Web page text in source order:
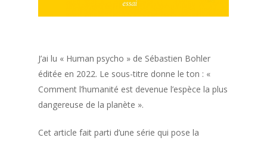
J’ai lu « Human psycho » de Sébastien Bohler
éditée en 2022. Le sous-titre donne le ton : «
Comment l’humanité est devenue l’espèce la plus
dangereuse de la planète ».
Cet article fait parti d’une série qui pose la